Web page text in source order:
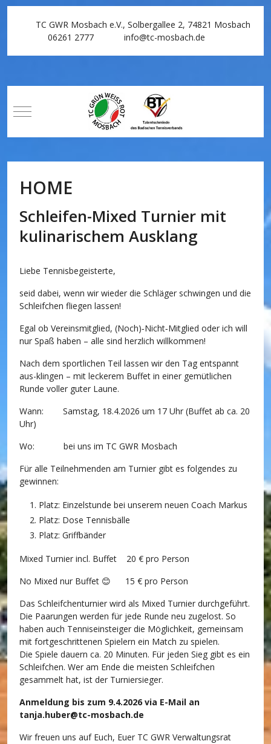
TC GWR Mosbach e.V., Solbergallee 2, 74821 Mosbach
06261 2777
info@tc-mosbach.de
Mobile Menu Toggle
HOME
Schleifen-Mixed Turnier mit
kulinarischem Ausklang
Liebe Tennisbegeisterte,
seid dabei, wenn wir wieder die Schläger schwingen und die
Schleifchen fliegen lassen!
Egal ob Vereinsmitglied, (Noch)‑Nicht‑Mitglied oder ich will
nur Spaß haben – alle sind herzlich willkommen!
Nach dem sportlichen Teil lassen wir den Tag entspannt
aus-klingen – mit leckerem Buffet in einer gemütlichen
Runde voller guter Laune.
Wann: Samstag, 18.4.2026 um 17 Uhr (Buffet ab ca. 20
Uhr)
Wo: bei uns im TC GWR Mosbach
Für alle Teilnehmenden am Turnier gibt es folgendes zu
gewinnen:
Platz: Einzelstunde bei unserem neuen Coach Markus
Platz: Dose Tennisbälle
Platz: Griffbänder
Mixed Turnier incl. Buffet 20 € pro Person
No Mixed nur Buffet 😊 15 € pro Person
Das Schleifchenturnier wird als Mixed Turnier durchgeführt.
Die Paarungen werden für jede Runde neu zugelost. So
haben auch Tenniseinsteiger die Möglichkeit, gemeinsam
mit fortgeschrittenen Spielern ein Match zu spielen.
Die Spiele dauern ca. 20 Minuten. Für jeden Sieg gibt es ein
Schleifchen. Wer am Ende die meisten Schleifchen
gesammelt hat, ist der Turniersieger.
Anmeldung bis zum 9.4.2026 via E-Mail an
tanja.huber@tc-mosbach.de
Wir freuen uns auf Euch, Euer TC GWR Verwaltungsrat